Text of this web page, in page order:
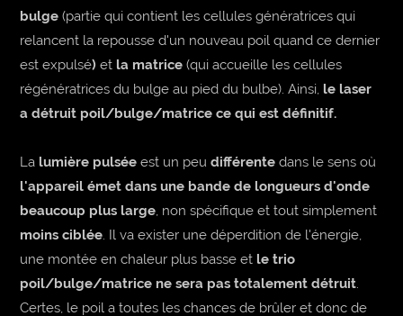
bulge (partie qui contient les cellules génératrices qui
relancent la repousse d'un nouveau poil quand ce dernier
est expulsé) et la matrice (qui accueille les cellules
régénératrices du bulge au pied du bulbe). Ainsi, le laser
a détruit poil/bulge/matrice ce qui est définitif.
La lumière pulsée est un peudifférente dans le sens où
l'appareil émet dans une bande de longueurs d'onde
beaucoup plus large , non spécifique et tout simplement
moins ciblée . Il va exister une déperdition de l'énergie,
une montée en chaleur plus basse et le trio
poil/bulge/matrice ne sera pas totalement détruit
Certes, le poil a toutes les chances de brûler et donc de